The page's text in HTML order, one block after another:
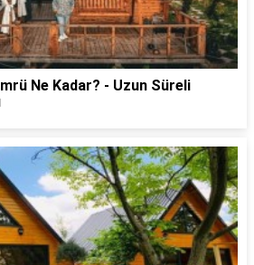
Ne Kadar? - Uzun Süreli